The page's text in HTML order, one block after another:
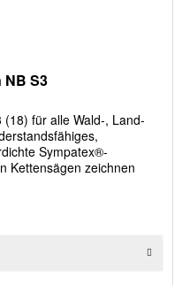
S3
(18) für alle Wald-, Land-
Sympatex®-
Kettensägen zeichnen